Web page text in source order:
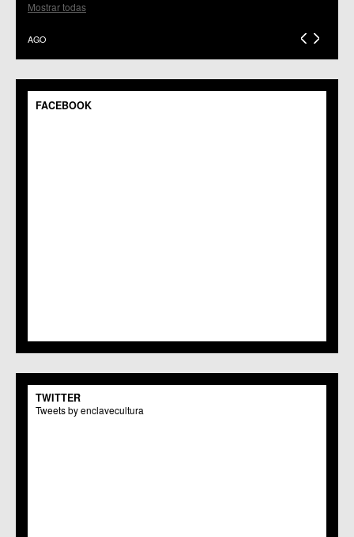
C.C.S. El Palmar
C.C.S. El Ranero
C.M. Gea y Truyols
C.C.S. La Paz
C.M. El Carmen
Centros Culturales
C.C. Puertas de Castilla
Mostrar todas
AGO
FACEBOOK
TWITTER
Tweets by enclavecultura